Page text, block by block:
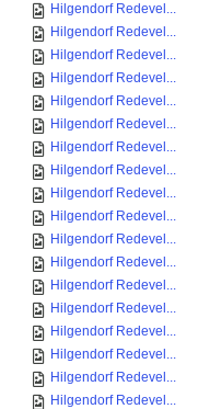
Hilgendorf Redevel...
Hilgendorf Redevel...
Hilgendorf Redevel...
Hilgendorf Redevel...
Hilgendorf Redevel...
Hilgendorf Redevel...
Hilgendorf Redevel...
Hilgendorf Redevel...
Hilgendorf Redevel...
Hilgendorf Redevel...
Hilgendorf Redevel...
Hilgendorf Redevel...
Hilgendorf Redevel...
Hilgendorf Redevel...
Hilgendorf Redevel...
Hilgendorf Redevel...
Hilgendorf Redevel...
Hilgendorf Redevel...